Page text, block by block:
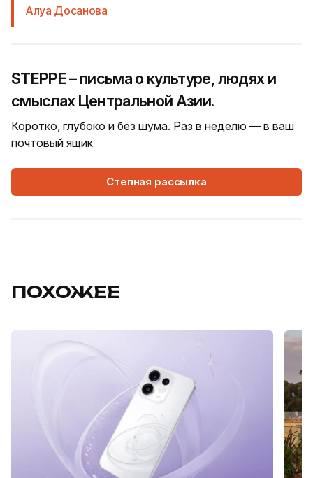
Алуа Досанова
STEPPE – письма о культуре, людях и
смыслах Центральной Азии.
Коротко, глубоко и без шума. Раз в неделю — в ваш
почтовый ящик
Степная рассылка
ПОХОЖЕЕ